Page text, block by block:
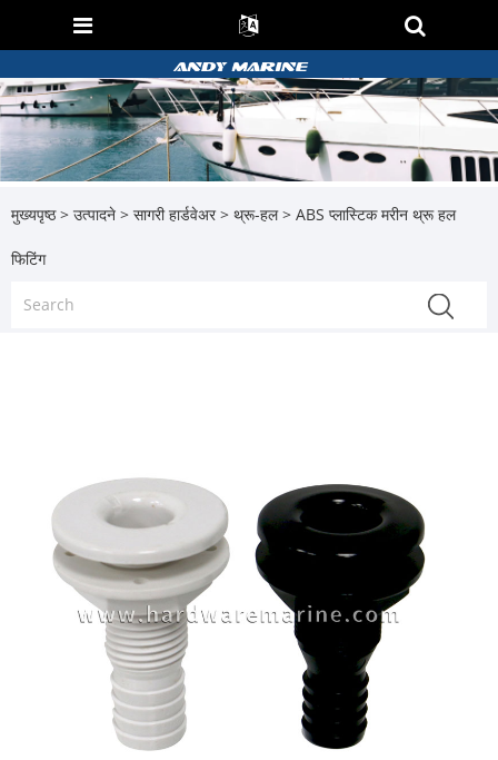
मुख्यपृष्ठ > उत्पादने > सागरी हार्डवेअर> थ्रू-हल> ABS प्लास्टिक मरीन थ्रू हल
फिटिंग